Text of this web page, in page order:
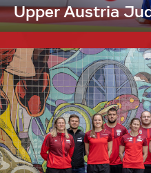
Upper Austria